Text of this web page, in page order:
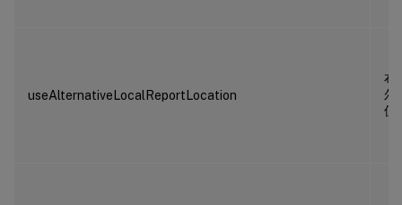
useAlternativeLocalReportLocation
布
尔
值